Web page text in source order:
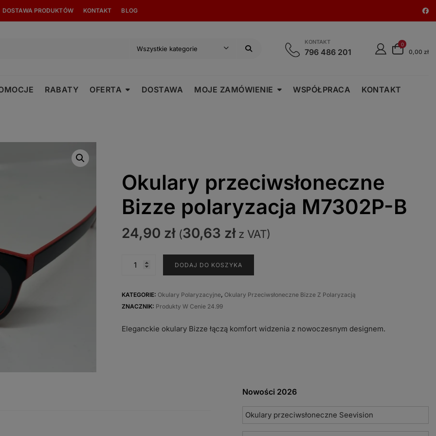
DOSTAWA PRODUKTÓW KONTAKT BLOG
KONTAKT
796 486 201
0
0,00 zł
RABATY OFERTA DOSTAWA MOJE ZAMÓWIENIE WSPÓŁPRACA KONTAKT
Okulary przeciwsłoneczne
Bizze polaryzacja M7302P-B
24,90 zł (30,63 złz VAT)
Bizze
polaryzacja
B
DODAJ DO KOSZYKA
KATEGORIE: Okulary Polaryzacyjne, Okulary Przeciwsłoneczne Bizze Z Polaryzacją
ZNACZNIK: Produkty W Cenie 24.99
Eleganckie okulary Bizze łączą komfort widzenia z nowoczesnym designem.
Nowości 2026
Okulary przeciwsłoneczne Seevision